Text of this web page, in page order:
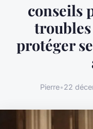
conseils
protéger
Pierre•22